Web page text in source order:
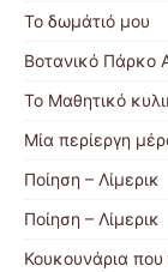
Το δωμάτιό μου
Βοτανικό Πάρκο
Το Μαθητικό
Μία περίεργη
Ποίηση – Λίμερικ
Ποίηση – Λίμερικ
Κουκουνάρια